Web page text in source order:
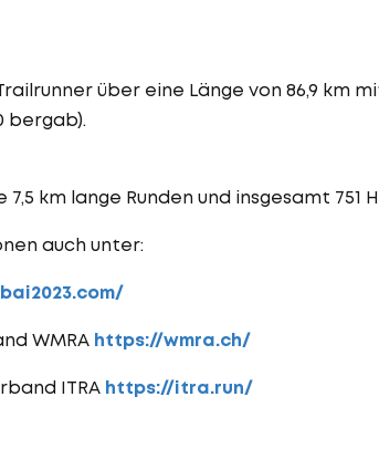
über eine Länge von 86,9 km
bergab).
7,5 km lange Runden und insgesamt 751
auch unter:
WMRA https://wmra.ch/
ITRA https://itra.run/